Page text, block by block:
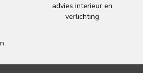
advies interieur en
verlichting